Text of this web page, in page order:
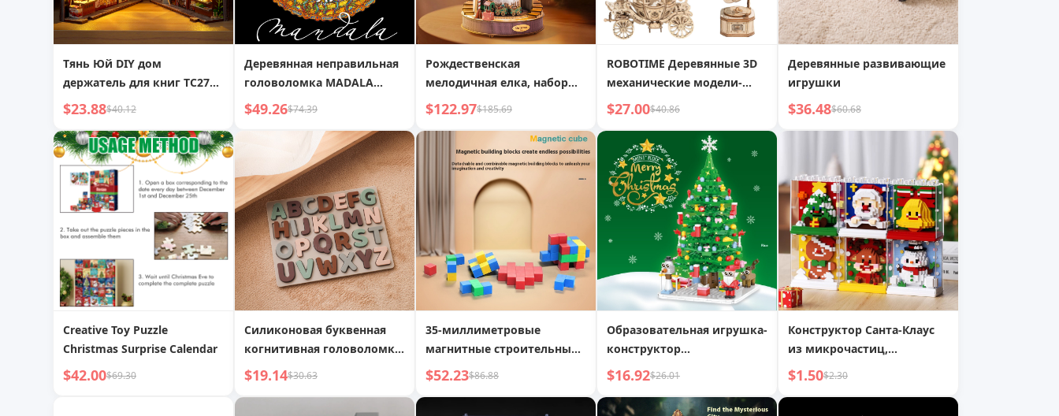
Тянь Юй DIY дом
держатель для книг TC27
Китайская еда запись
ручная сборка микро 3D
стереоскопический пазл
креативный подарок
$23.88$40.12
Деревянная неправильная
головоломка MADALA
Мандала круглая jigsaw
благоприятный
цветочный узор тотем
$49.26$74.39
Рождественская
мелодичная елка, набор
для самостоятельной
сборки
$122.97$185.69
ROBOTIME Деревянные 3D
механические модели-
конструкторы - Тыквенная
карета, Воздушный шар,
Дирижабль, Граммофон
$27.00$40.86
Деревянные развивающие
игрушки
$36.48$60.68
Creative Toy Puzzle
Christmas Surprise Calendar
$42.00$69.30
Силиконовая буквенная
когнитивная головоломка,
детское английское
письмо, просвещение,
$19.14$30.63
35-миллиметровые
магнитные строительные
блоки, волшебный куб,
магнитные квадраты,
$52.23$86.88
Образовательная игрушка-
конструктор
Рождественская елка:
Обратный отсчет
$16.92$26.01
Конструктор Санта-Клаус
из микрочастиц,
совместимый с LEGO,
сборные игрушки
$1.50$2.30